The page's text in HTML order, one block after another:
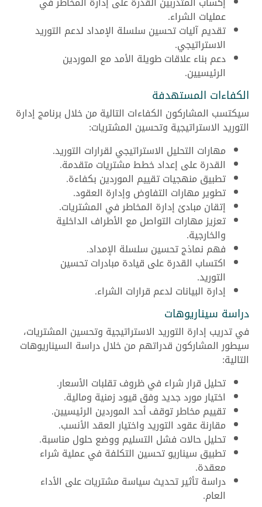
عمليات الشراء.
تقديم آليات تحسين سلسلة الإمداد لدعم التوريد
الاستراتيجي.
دعم بناء علاقات طويلة الأمد مع الموردين
الرئيسيين.
الكفاءات المستهدفة
سيكتسب المشاركون الكفاءات التالية من خلال برنامج إدارة
التوريد الاستراتيجية وتحسين المشتريات:
مهارات التحليل الاستراتيجي لقرارات التوريد.
القدرة على إعداد خطط مشتريات متقدمة.
تطبيق منهجيات تقييم الموردين بكفاءة.
تطوير مهارات التفاوض وإدارة العقود.
إتقان مبادئ إدارة المخاطر في المشتريات.
تعزيز مهارات التواصل مع الأطراف الداخلية
والخارجية.
فهم نماذج تحسين سلسلة الإمداد.
اكتساب القدرة على قيادة مبادرات تحسين
التوريد.
إدارة البيانات لدعم قرارات الشراء.
دراسة سيناريوهات
في تدريب إدارة التوريد الاستراتيجية وتحسين المشتريات،
سيطور المشاركون قدراتهم من خلال دراسة السيناريوهات
التالية:
تحليل قرار شراء في ظروف تقلبات الأسعار.
اختيار مورد جديد وفق قيود زمنية ومالية.
تقييم مخاطر توقف أحد الموردين الرئيسيين.
مقارنة عقود التوريد واختيار العقد الأنسب.
تحليل حالات فشل التسليم ووضع حلول مناسبة.
تطبيق سيناريو تحسين التكلفة في عملية شراء
معقدة.
دراسة تأثير تحديث سياسة مشتريات على الأداء
العام.